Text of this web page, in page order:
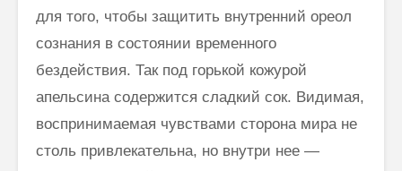
для того, чтобы защитить внутренний ореол
сознания в состоянии временного
бездействия. Так под горькой кожурой
апельсина содержится сладкий сок. Видимая,
вос­принимаемая чувствами сторона мира не
столь привлекательна, но внутри нее —